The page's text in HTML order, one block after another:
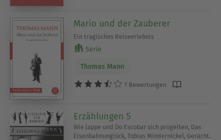
Mario und der Zauberer
Ein tragisches Reiseerlebnis
Serie
Thomas Mann
7 Bewertungen
Erzählungen 5
Wie Jappe und Do Escobar sich prügelten, Das
Eisenbahnunglück, Tobias Mindernickel, Gerächt.